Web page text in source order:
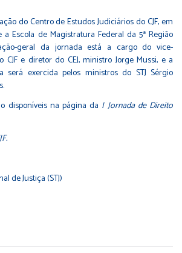
do Centro de Estudos Judiciários do CJF, em
a Escola de Magistratura Federal da 5ª Região
geral da jornada está a cargo do vice-
CJF e diretor do CEJ, ministro Jorge Mussi, e a
será exercida pelos ministros do STJ Sérgio
disponíveis na página da I Jornada de Direito
de Justiça (STJ)